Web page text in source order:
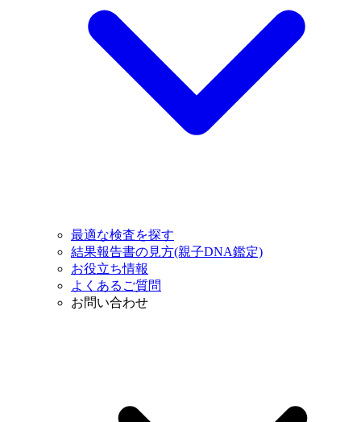
最適な検査を探す
結果報告書の見方(親子DNA鑑定)
お役立ち情報
よくあるご質問
お問い合わせ